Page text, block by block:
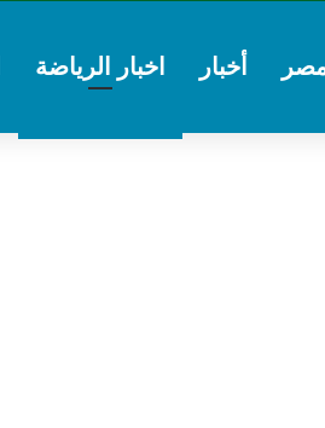
مصر أخبار اخبار الرياضة